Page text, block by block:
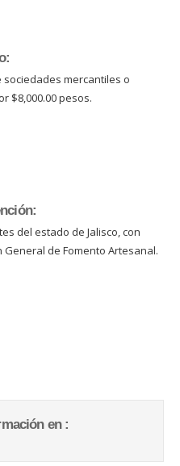
mercantiles o
$8,000.00 pesos.
del estado de Jalisco, con
de Fomento Artesanal.
en :